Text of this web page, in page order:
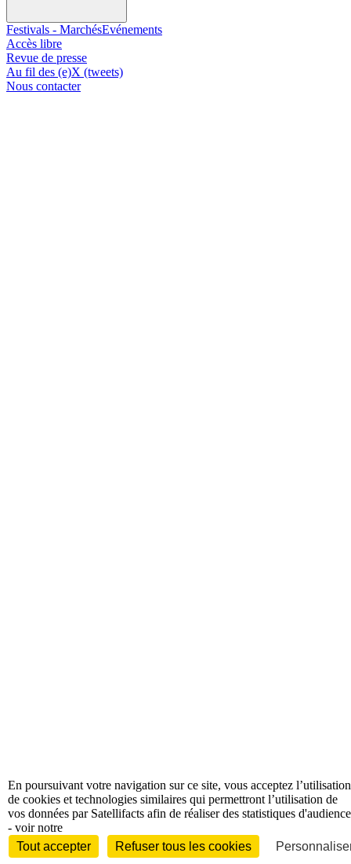
Festivals - MarchésEvénements
Accès libre
Revue de presse
Au fil des (e)X (tweets)
Nous contacter
En poursuivant votre navigation sur ce site, vous acceptez l’utilisation
de cookies et technologies similaires qui permettront l’utilisation de
vos données par Satellifacts afin de réaliser des statistiques d'audience
- voir notre
Tout accepter
Refuser tous les cookies